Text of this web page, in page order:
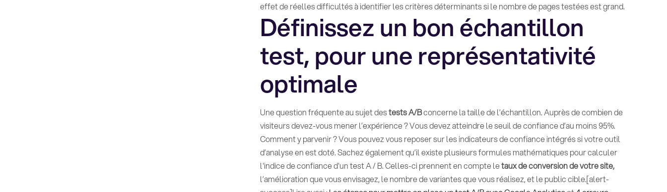
effet de réelles difficultés à identifier les critères déterminants si le nombre de pages testées est grand.
Définissez un bon échantillon
test, pour une représentativité
optimale
Une question fréquente au sujet destests A/Bconcerne la taille de l’échantillon. Auprès de combien de
visiteurs devez-vous mener l’expérience ? Vous devez atteindre le seuil de confiance d’au moins 95%.
Comment y parvenir ? Vous pouvez vous reposer sur les indicateurs de confiance intégrés si votre outil
d’analyse en est doté. Sachez également qu’il existe plusieurs formules mathématiques pour calculer
l'indice de confiance d'un test A / B. Celles-ci prennent en compte letaux de conversion de votre site,
l’amélioration que vous envisagez, le nombre de variantes que vous réalisez, et le public cible.[alert-